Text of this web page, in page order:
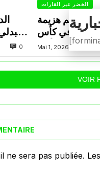
0
الخضر عبر القارات
رغم هزيمة
السد في كأس
الأمير
Mai 1, 2026
VOIR
ne sera pas publiée.